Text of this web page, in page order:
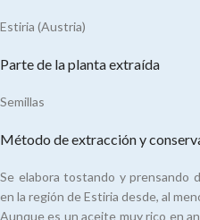
Estiria (Austria)
Parte de la planta extraída
Semillas
Método de extracción y
Se elabora tostando y prensando
en la región de Estiria desde, al
Aunque es un aceite muy rico en